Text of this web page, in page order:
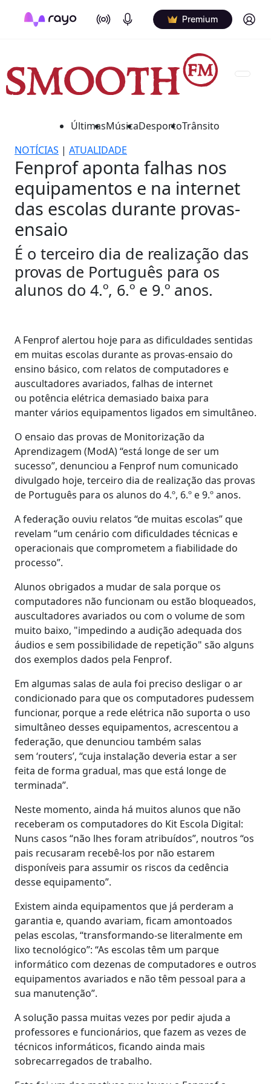
On Air Podcasts Premium Log in
ÚltimasMúsicaDesportoTrânsito
NOTÍCIAS | ATUALIDADE
Fenprof aponta falhas nos
equipamentos e na internet
das escolas durante provas-
ensaio
É o terceiro dia de realização das
provas de Português para os
alunos do 4.º, 6.º e 9.º anos.
A Fenprof alertou hoje para as dificuldades sentidas
em muitas escolas durante as provas-ensaio do
ensino básico, com relatos de computadores e
auscultadores avariados, falhas de internet
ou potência elétrica demasiado baixa para
manter vários equipamentos ligados em simultâneo.
O ensaio das provas de Monitorização da
Aprendizagem (ModA) “está longe de ser um
sucesso”, denunciou a Fenprof num comunicado
divulgado hoje, terceiro dia de realização das provas
de Português para os alunos do 4.º, 6.º e 9.º anos.
A federação ouviu relatos “de muitas escolas” que
revelam “um cenário com dificuldades técnicas e
operacionais que comprometem a fiabilidade do
processo”.
Alunos obrigados a mudar de sala porque os
computadores não funcionam ou estão bloqueados,
auscultadores avariados ou com o volume de som
muito baixo, "impedindo a audição adequada dos
áudios e sem possibilidade de repetição" são alguns
dos exemplos dados pela Fenprof.
Em algumas salas de aula foi preciso desligar o ar
condicionado para que os computadores pudessem
funcionar, porque a rede elétrica não suporta o uso
simultâneo desses equipamentos, acrescentou a
federação, que denunciou também salas
sem ‘routers’, “cuja instalação deveria estar a ser
feita de forma gradual, mas que está longe de
terminada”.
Neste momento, ainda há muitos alunos que não
receberam os computadores do Kit Escola Digital:
Nuns casos “não lhes foram atribuídos”, noutros “os
pais recusaram recebê-los por não estarem
disponíveis para assumir os riscos da cedência
desse equipamento”.
Existem ainda equipamentos que já perderam a
garantia e, quando avariam, ficam amontoados
pelas escolas, “transformando-se literalmente em
lixo tecnológico”: “As escolas têm um parque
informático com dezenas de computadores e outros
equipamentos avariados e não têm pessoal para a
sua manutenção”.
A solução passa muitas vezes por pedir ajuda a
professores e funcionários, que fazem as vezes de
técnicos informáticos, ficando ainda mais
sobrecarregados de trabalho.